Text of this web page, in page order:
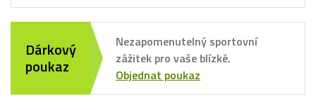
Dárkový
poukaz
Nezapomenutelný sportovní
zážitek pro vaše blízké.
Objednat poukaz